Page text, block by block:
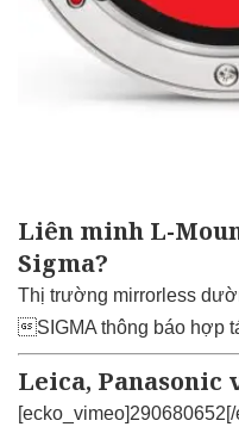
Liên minh L-
Sigma?
Thị trường mirrorless
SIGMA thông báo hợp
Leica, Panasonic